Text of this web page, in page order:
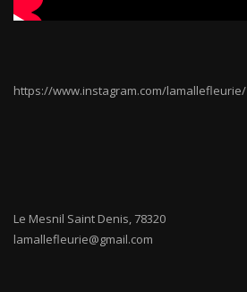
https://www.instagram.com/lamallefleurie/
Le Mesnil Saint Denis,78320
lamallefleurie@gmail.com